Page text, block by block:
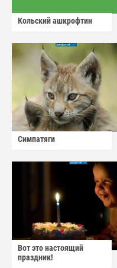
Кольский ашкрофтин
Симпатяги
Вот это настоящий
праздник!